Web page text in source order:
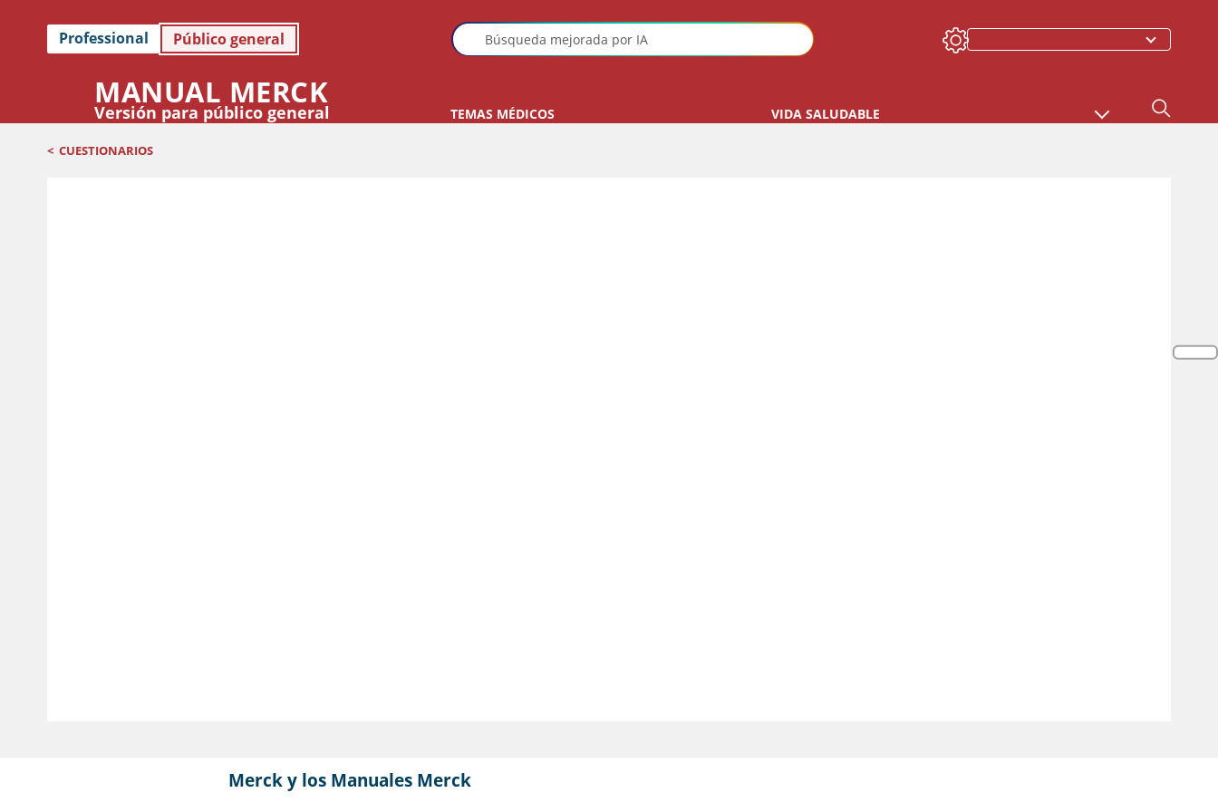
Professional Público general
MANUAL MERCK
Versión para público general TEMAS MÉDICOS VIDA SALUDABLE
< CUESTIONARIOS
Merck y los Manuales Merck